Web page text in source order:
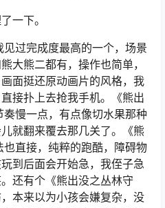
一下。
见过完成度最高的一个，场景
大熊二都有，操作也简单，
面挺还原动画片的风格，我
接扑上去抢我手机。《熊出
奏慢一点，有点像切水果那种
就翻来覆去那几关了。《熊
也直接，纯粹的跑酷，障碍物
到后面会开始急，我侄子急
还有个《熊出没之丛林守
本来以为小孩会嫌复杂，没